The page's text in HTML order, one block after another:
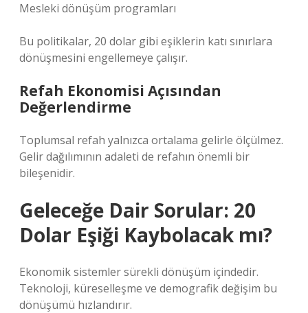
Mesleki dönüşüm programları
Bu politikalar, 20 dolar gibi eşiklerin katı sınırlara
dönüşmesini engellemeye çalışır.
Refah Ekonomisi Açısından
Değerlendirme
Toplumsal refah yalnızca ortalama gelirle ölçülmez.
Gelir dağılımının adaleti de refahın önemli bir
bileşenidir.
Geleceğe Dair Sorular: 20
Dolar Eşiği Kaybolacak mı?
Ekonomik sistemler sürekli dönüşüm içindedir.
Teknoloji, küreselleşme ve demografik değişim bu
dönüşümü hızlandırır.